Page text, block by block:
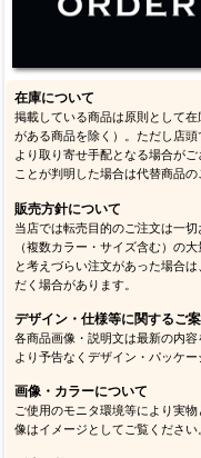
在庫について
掲載している商品は原則として
がある商品を除く）。ただし店
より取り寄せ手配となる場合が
ことが判明した場合は代替商品
販売方針について
当店では転売目的のご注文は一
（複数カラー・サイズ含む）の
と考えづらい注文があった場合
だく場合があります。
デザイン・仕様等に関するご
各商品画像・説明文は最新の内
より予告なくデザイン・パッケ
画像・カラーについて
ご使用のモニタ環境等により実
像はイメージとしてご覧ください